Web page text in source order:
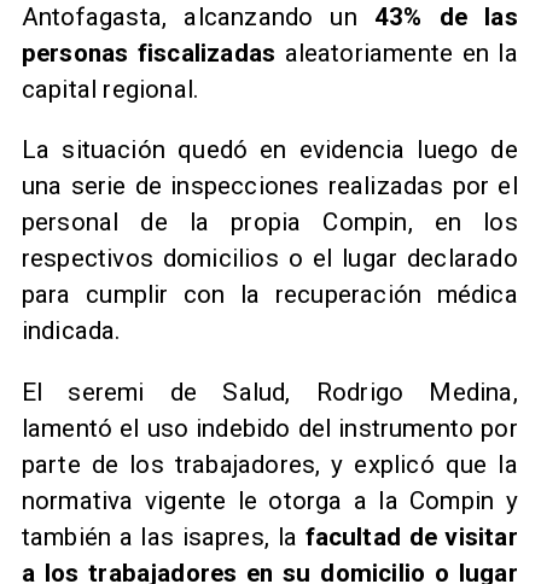
Antofagasta, alcanzando un 43% de las
personas fiscalizadas aleatoriamente en la
capital regional.
La situación quedó en evidencia luego de
una serie de inspecciones realizadas por el
personal de la propia Compin, en los
respectivos domicilios o el lugar declarado
para cumplir con la recuperación médica
indicada.
El seremi de Salud, Rodrigo Medina,
lamentó el uso indebido del instrumento por
parte de los trabajadores, y explicó que la
normativa vigente le otorga a la Compin y
también a las isapres, la facultad de visitar
a los trabajadores en su domicilio o lugar